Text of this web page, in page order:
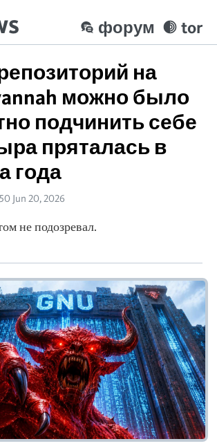
tor
форум
на
можно было
подчинить себе
пряталась в
года
Jun 20, 2026
не подозревал.